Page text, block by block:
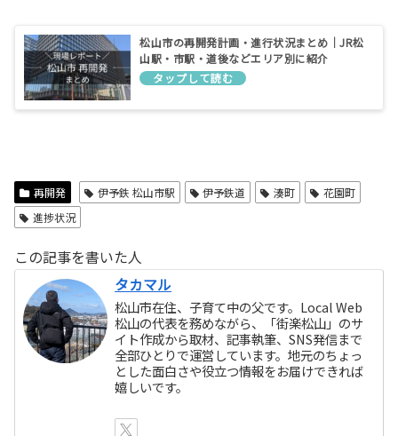
松山市の再開発計画・進行状況まとめ｜JR松
山駅・市駅・道後などエリア別に紹介
再開発 伊予鉄 松山市駅 伊予鉄道 湊町
花園町
進捗状況
この記事を書いた人
タカマル
松山市在住、子育て中の父です。Local Web
松山の代表を務めながら、「街楽松山」のサ
イト作成から取材、記事執筆、SNS発信まで
全部ひとりで運営しています。地元のちょっ
とした面白さや役立つ情報をお届けできれば
嬉しいです。